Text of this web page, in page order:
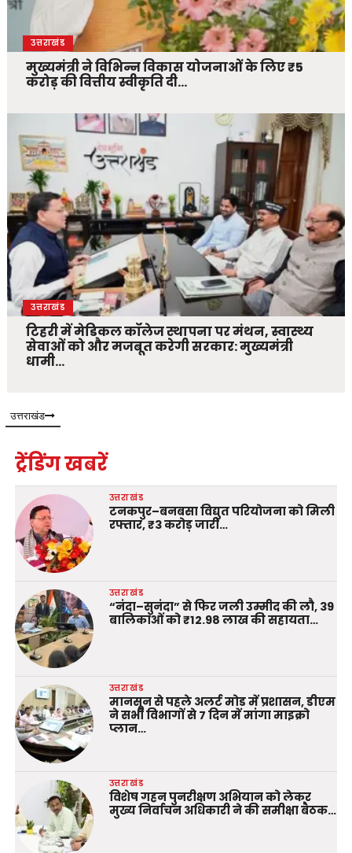
उत्तराखंड
मुख्यमंत्री ने विभिन्न विकास योजनाओं के लिए ₹5
करोड़ की वित्तीय स्वीकृति दी…
उत्तराखंड
टिहरी में मेडिकल कॉलेज स्थापना पर मंथन, स्वास्थ्य
सेवाओं को और मजबूत करेगी सरकार: मुख्यमंत्री
धामी…
उत्तराखंड
ट्रेंडिंग खबरें
उत्तराखंड
टनकपुर–बनबसा विद्युत परियोजना को मिली
रफ्तार, ₹3 करोड़ जारी…
उत्तराखंड
“नंदा–सुनंदा” से फिर जली उम्मीद की लौ, 39
बालिकाओं को ₹12.98 लाख की सहायता…
उत्तराखंड
मानसून से पहले अलर्ट मोड में प्रशासन, डीएम
ने सभी विभागों से 7 दिन में मांगा माइक्रो
प्लान…
उत्तराखंड
विशेष गहन पुनरीक्षण अभियान को लेकर
मुख्य निर्वाचन अधिकारी ने की समीक्षा बैठक…